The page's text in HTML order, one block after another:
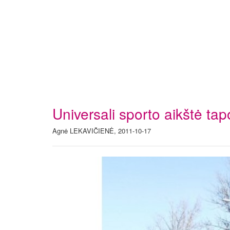
Universali sporto aikštė
Agnė LEKAVIČIENĖ, 2011-10-17